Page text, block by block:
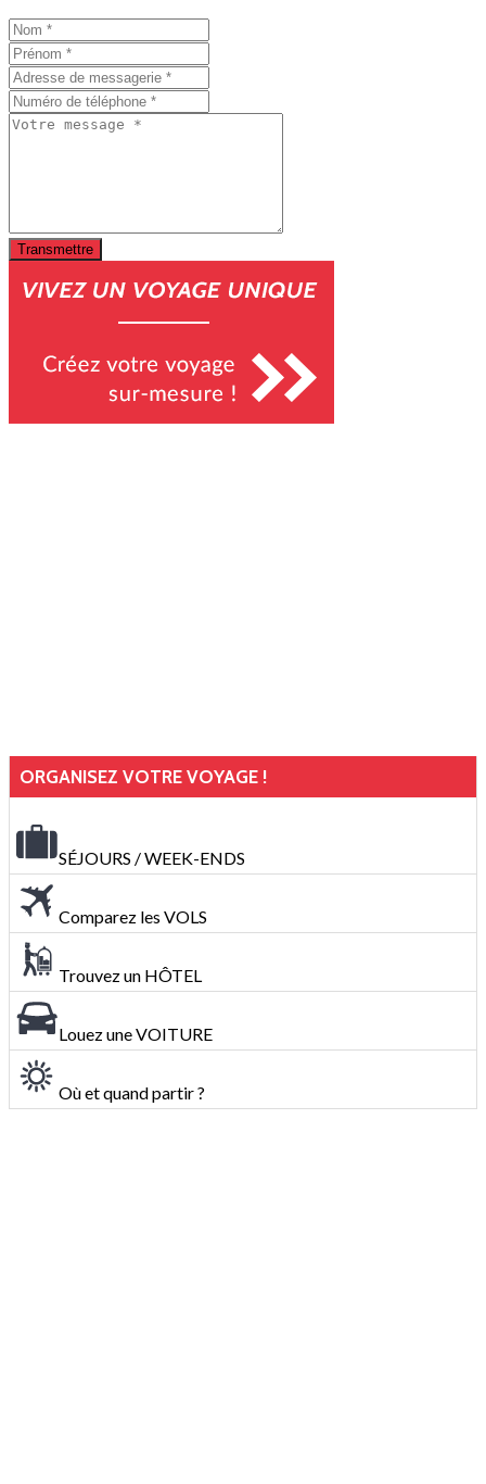
ORGANISEZ VOTRE VOYAGE !
SÉJOURS / WEEK-ENDS
Comparez les VOLS
Trouvez un HÔTEL
Louez une VOITURE
Où et quand partir ?